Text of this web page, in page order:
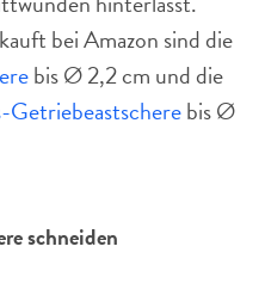
bei Amazon sind die
bis Ø 2,2 cm und die
Getriebeastscherebis Ø
schneiden